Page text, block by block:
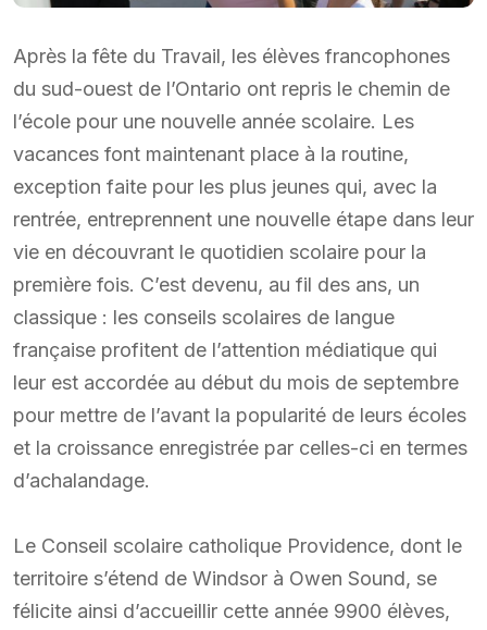
Après la fête du Travail, les élèves francophones
du sud-ouest de l’Ontario ont repris le chemin de
l’école pour une nouvelle année scolaire. Les
vacances font maintenant place à la routine,
exception faite pour les plus jeunes qui, avec la
rentrée, entreprennent une nouvelle étape dans leur
vie en découvrant le quotidien scolaire pour la
première fois. C’est devenu, au fil des ans, un
classique : les conseils scolaires de langue
française profitent de l’attention médiatique qui
leur est accordée au début du mois de septembre
pour mettre de l’avant la popularité de leurs écoles
et la croissance enregistrée par celles-ci en termes
d’achalandage.
Le Conseil scolaire catholique Providence, dont le
territoire s’étend de Windsor à Owen Sound, se
félicite ainsi d’accueillir cette année 9900 élèves,